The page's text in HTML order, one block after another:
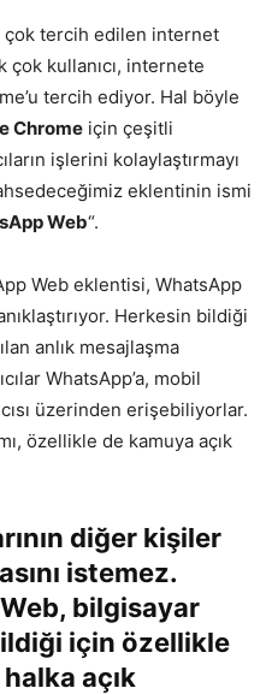
çok tercih edilen internet
çok kullanıcı, internete
tercih ediyor. Hal böyle
Chrome için çeşitli
işlerini kolaylaştırmayı
eklentinin ismi
Web“.
Web eklentisi, WhatsApp
Herkesin bildiği
anlık mesajlaşma
WhatsApp’a, mobil
üzerinden erişebiliyorlar.
özellikle de kamuya açık
diğer kişiler
istemez.
bilgisayar
için özellikle
açık